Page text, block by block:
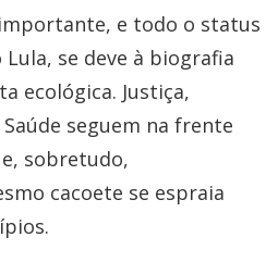
e todo o status
se deve à biografia
ecológica. Justiça,
Saúde seguem na frente
sobretudo,
cacoete se espraia